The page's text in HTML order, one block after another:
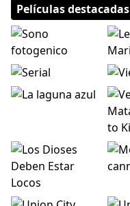
Películas destacadas